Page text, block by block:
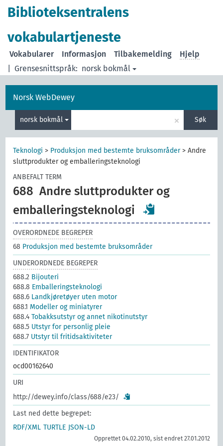
Biblioteksentralens
vokabulartjeneste
Grensesnittspråk: norsk bokmål
Vokabularer Informasjon Tilbakemelding Hjelp
Norsk WebDewey
norsk bokmål × Søk
Teknologi > Produksjon med bestemte bruksområder>Andre
sluttprodukter og emballeringsteknologi
ANBEFALT TERM
688 Andre sluttprodukter og
emballeringsteknologi
OVERORDNEDE BEGREPER
68 Produksjon med bestemte bruksområder
UNDERORDNEDE BEGREPER
688.2 Bijouteri
688.8 Emballeringsteknologi
688.6 Landkjøretøyer uten motor
688.1 Modeller og miniatyrer
688.4Tobakksutstyr og annet nikotinutstyr
688.5 Utstyr for personlig pleie
688.7 Utstyr til fritidsaktiviteter
IDENTIFIKATOR
ocd00162640
URI
http://dewey.info/class/688/e23/
Last ned dette begrepet:
RDF/XML TURTLE JSON-LD
Opprettet 04.02.2010, sist endret 27.01.2012